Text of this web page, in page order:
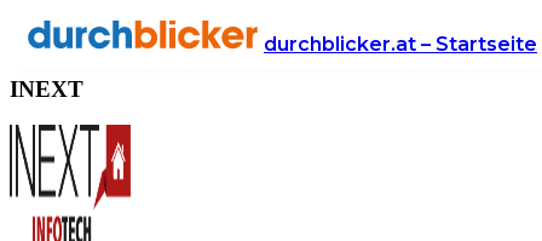
durchblicker.at – Startseite
Anbieter Handy & Internet INEXT
INEXT